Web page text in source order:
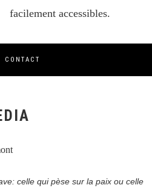
facilement accessibles.
CONTACT
celle qui pèse sur la paix ou celle